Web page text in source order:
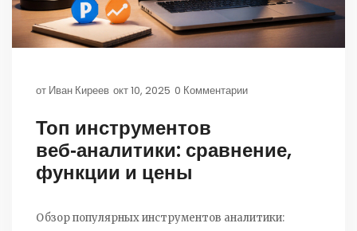
от Иван Киреев окт 10, 2025 0 Комментарии
Топ инструментов
веб‑аналитики: сравнение,
функции и цены
Обзор популярных инструментов аналитики: